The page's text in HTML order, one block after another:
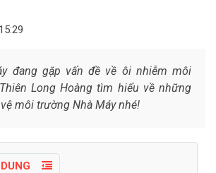
15:29
đang gặp vấn đề về ôi nhiễm môi
Long Hoàng tìm hiểu về những
môi trường Nhà Máy nhé!